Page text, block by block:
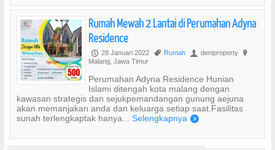
Rumah Mewah 2 Lantai di Perumahan Adyna
Residence
P 28 Januari 2022 , Rumah U deniproperty ?
Malang, Jawa Timur
Perumahan Adyna Residence Hunian
Islami ditengah kota malang dengan
kawasan strategis dan sejukpemandangan gunung aejuna
akan memanjakan anda dan keluarga setiap saat.Fasilitas
sunah terlengkaptak hanya... Selengkapnya )